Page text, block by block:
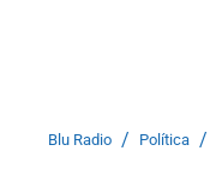
Blu Radio / Política /